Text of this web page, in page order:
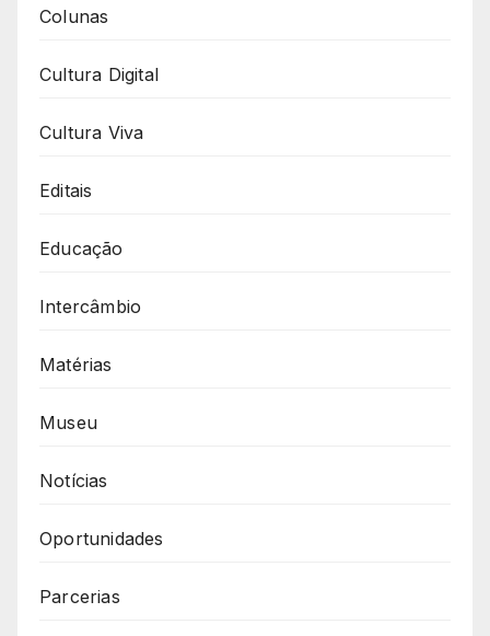
Colunas
Cultura Digital
Cultura Viva
Editais
Educação
Intercâmbio
Matérias
Museu
Notícias
Oportunidades
Parcerias